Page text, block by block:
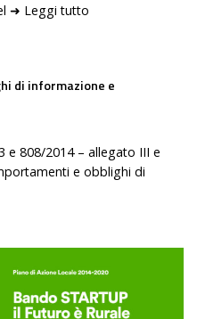
➜ Leggi tutto
di informazione e
e 808/2014 – allegato III e
e obblighi di